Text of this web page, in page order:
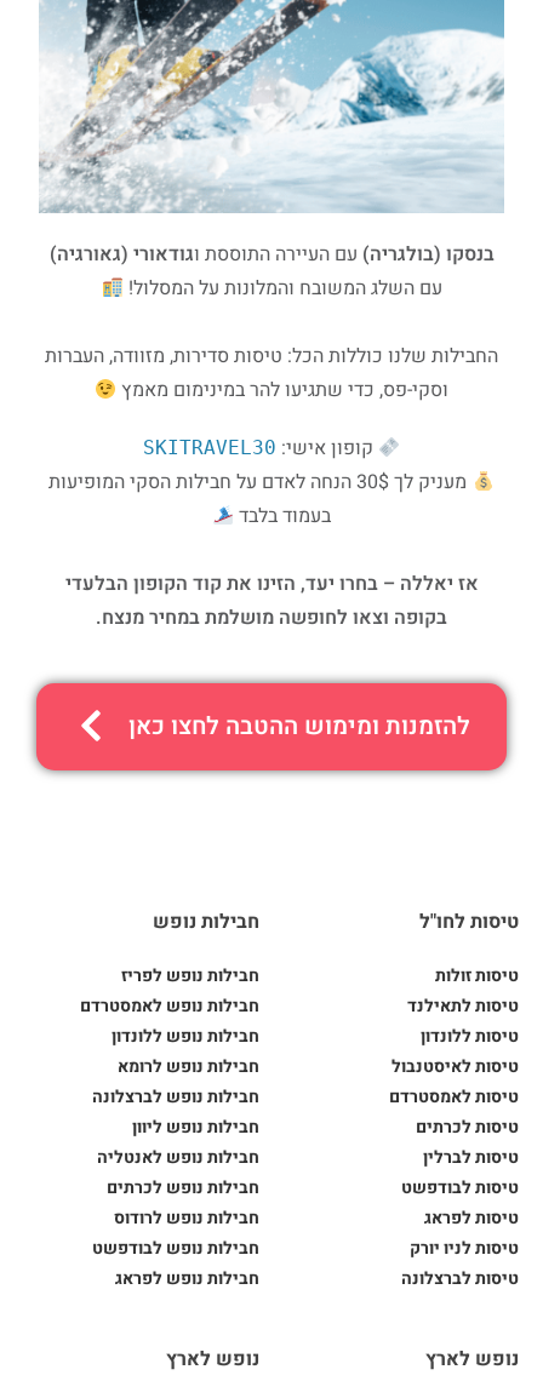
בנסקו (בולגריה) עם העיירה התוססת וגודאורי (גאורגיה)
עם השלג המשובח והמלונות על המסלול!
החבילות שלנו כוללות הכל: טיסות סדירות, מזוודה, העברות
וסקי-פס, כדי שתגיעו להר במינימום מאמץ
קופון אישי: SKITRAVEL30
מעניק לך 30$ הנחה לאדם על חבילות הסקי המופיעות
בעמוד בלבד
אז יאללה – בחרו יעד, הזינו את קוד הקופון הבלעדי
בקופה וצאו לחופשה מושלמת במחיר מנצח.
להזמנות ומימוש ההטבה לחצו כאן
טיסות לחו"ל
טיסות זולות
טיסות לתאילנד
טיסות ללונדון
טיסות לאיסטנבול
טיסות לאמסטרדם
טיסות לכרתים
טיסות לברלין
טיסות לבודפשט
טיסות לפראג
טיסות לניו יורק
טיסות לברצלונה
חבילות נופש
חבילות נופש לפריז
חבילות נופש לאמסטרדם
חבילות נופש ללונדון
חבילות נופש לרומא
חבילות נופש לברצלונה
חבילות נופש ליוון
חבילות נופש לאנטליה
חבילות נופש לכרתים
חבילות נופש לרודוס
חבילות נופש לבודפשט
חבילות נופש לפראג
נופש לארץ נופש לארץ